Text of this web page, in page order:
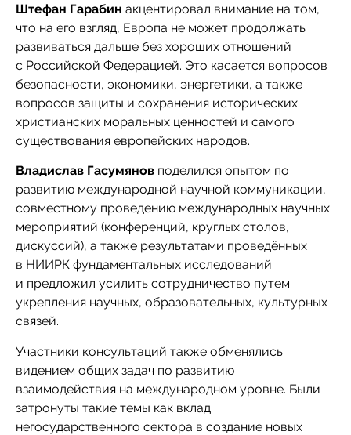
Штефан Гарабин акцентировал внимание на том,
что на его взгляд, Европа не может продолжать
развиваться дальше без хороших отношений
с Российской Федерацией. Это касается вопросов
безопасности, экономики, энергетики, а также
вопросов защиты и сохранения исторических
христианских моральных ценностей и самого
существования европейских народов.
Владислав Гасумянов поделился опытом по
развитию международной научной коммуникации,
совместному проведению международных научных
мероприятий (конференций, круглых столов,
дискуссий), а также результатами проведённых
в НИИРК фундаментальных исследований
и предложил усилить сотрудничество путем
укрепления научных, образовательных, культурных
связей.
Участники консультаций также обменялись
видением общих задач по развитию
взаимодействия на международном уровне. Были
затронуты такие темы как вклад
негосударственного сектора в создание новых